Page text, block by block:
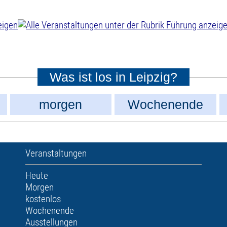
Was ist los in Leipzig?
morgen
Wochenende
Veranstaltungen
Heute
Morgen
kostenlos
Wochenende
Ausstellungen